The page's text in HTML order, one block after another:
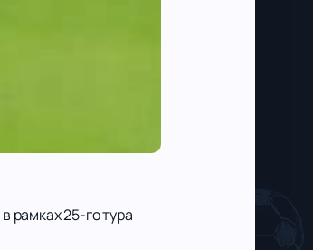
рамках 25-го тура